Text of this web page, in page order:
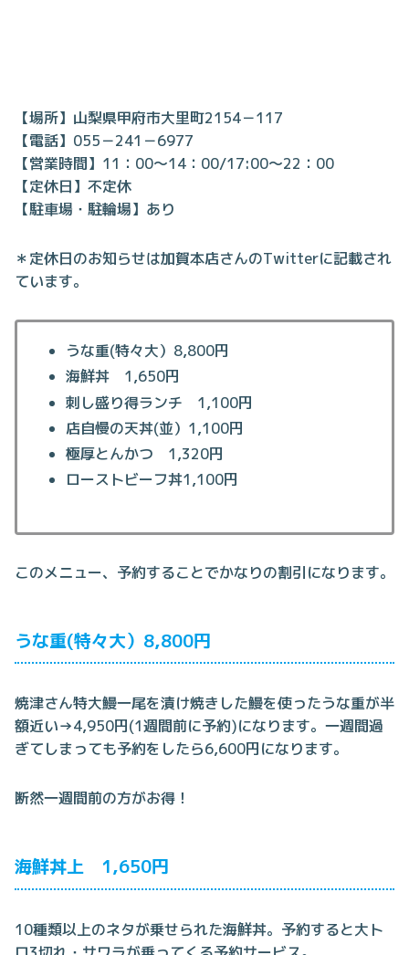
【場所】山梨県甲府市大里町2154－117
【電話】055－241－6977
【営業時間】11：00～14：00/17:00～22：00
【定休日】不定休
【駐車場・駐輪場】あり
＊定休日のお知らせは加賀本店さんのTwitterに記載され
ています。
うな重(特々大）8,800円
海鮮丼 1,650円
刺し盛り得ランチ 1,100円
店自慢の天丼(並）1,100円
極厚とんかつ 1,320円
ローストビーフ丼1,100円
このメニュー、予約することでかなりの割引になります。
うな重(特々大）8,800円
焼津さん特大鰻一尾を漬け焼きした鰻を使ったうな重が半
額近い→4,950円(1週間前に予約)になります。一週間過
ぎてしまっても予約をしたら6,600円になります。
断然一週間前の方がお得！
海鮮丼上 1,650円
10種類以上のネタが乗せられた海鮮丼。予約すると大ト